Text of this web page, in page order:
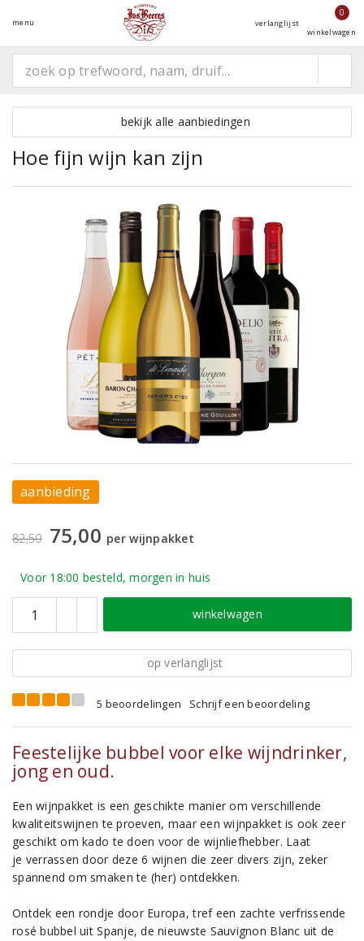
menu verlanglijst
0
winkelwagen
bekijk alle aanbiedingen
Hoe fijn wijn kan zijn
aanbieding
82,50 75,00 per wijnpakket
Voor 18:00 besteld, morgen in huis
winkelwagen
op verlanglijst
5 beoordelingen Schrijf een beoordeling
Feestelijke bubbel voor elke wijndrinker,
jong en oud.
Een wijnpakket is een geschikte manier om verschillende
kwaliteitswijnen te proeven, maar een wijnpakket is ook zeer
geschikt om kado te doen voor de wijnliefhebber. Laat
je verrassen door deze 6 wijnen die zeer divers zijn, zeker
spannend om smaken te (her) ontdekken.
Ontdek een rondje door Europa, tref een zachte verfrissende
rosé bubbel uit Spanje, de nieuwste Sauvignon Blanc uit de